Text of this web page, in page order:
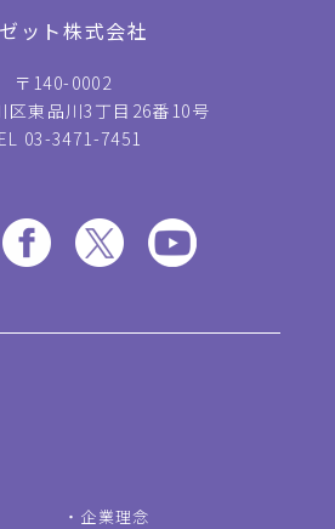
ット株式会社
〒140-0002
区東品川3丁目26番10号
03-3471-7451
企業理念